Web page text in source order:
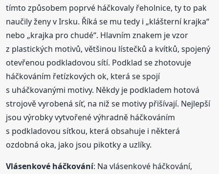
tímto způsobem poprvé háčkovaly řeholnice, ty to pak
naučily ženy v Irsku. Říká se mu tedy i „klášterní krajka“
nebo „krajka pro chudé“. Hlavním znakem je vzor
z plastických motivů, většinou lístečků a kvítků, spojený
otevřenou podkladovou sítí. Podklad se zhotovuje
háčkováním řetízkových ok, která se spojí
s uháčkovanými motivy. Někdy je podkladem hotová
strojově vyrobená síť, na niž se motivy přišívají. Nejlepší
jsou výrobky vytvořené výhradně háčkováním
s podkladovou síťkou, která obsahuje i některá
ozdobná oka, jako jsou pikotky a uzlíky.
Vlásenkové háčkování: Na vlásenkové háčkování,